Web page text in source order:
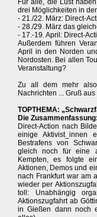
Für alle, die Lust
drei Möglichkeiten in
- 21./22. März: Direct-
- 28./29. März das
- 17.-19. April: Direct-
Außerdem führen
April in den Norden
Nordosten. Bei allen
Veranstaltung?
Zu all dem mehr
Nachrichten ... Gruß
TOPTHEMA:
Die
Direct-Action nach
einige Aktivist_innen
Bestrafens von
gleich noch für eine
Kempten, es folgte
Aktionen, Demos und
nach Frankfurt war am
wieder per
toll: Unabhängig
Aktionszugfahrt ab
in Gießen dann noch